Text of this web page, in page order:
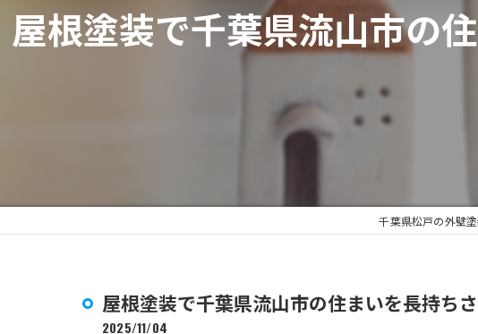
屋根塗装で千葉県流山市の
千葉県松戸の外壁
屋根塗装で千葉県流山市の住まいを長持ち
2025/11/04